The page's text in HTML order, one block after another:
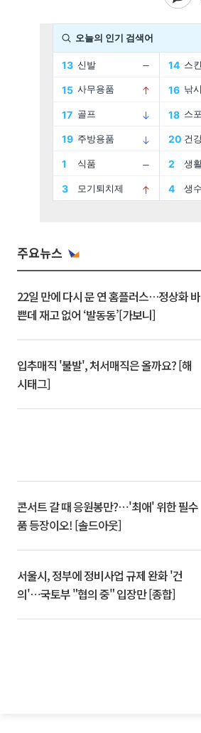
주요뉴스
22일 만에 다시 문 연 홈플러스…정상화 바
쁜데 재고 없어 ‘발동동’[가보니]
입추매직 '불발', 처서매직은 올까요? [해
시태그]
콘서트 갈 때 응원봉만?⋯'최애' 위한 필수
품 등장이오! [솔드아웃]
서울시, 정부에 정비사업 규제 완화 '건
의'⋯국토부 "협의 중" 입장만 [종합]